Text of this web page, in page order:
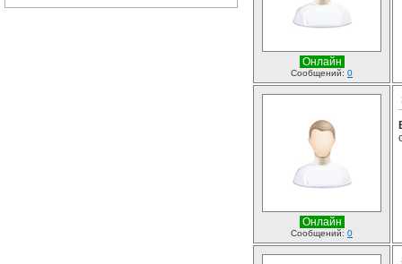
Онлайн
Сообщений: 0
Онлайн
Сообщений: 0